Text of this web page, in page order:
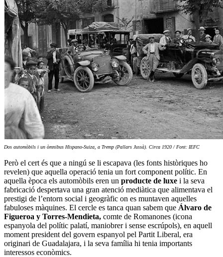
Dos automòbils i un òmnibus Hispano-Suiza, a Tremp (Pallars Jussà). Circa 1920 / Font: IEFC
Però el cert és que a ningú se li escapava (les fonts històriques ho
revelen) que aquella operació tenia un fort component polític. En
aquella època els automòbils eren un producte de luxe i la seva
fabricació despertava una gran atenció mediàtica que alimentava el
prestigi de l’entorn social i geogràfic on es muntaven aquelles
fabuloses màquines. El cercle es tanca quan sabem que Álvaro de
Figueroa y Torres-Mendieta, comte de Romanones (icona
espanyola del polític palatí, maniobrer i sense escrúpols), en aquell
moment president del govern espanyol pel Partit Liberal, era
originari de Guadalajara, i la seva família hi tenia importants
interessos econòmics.